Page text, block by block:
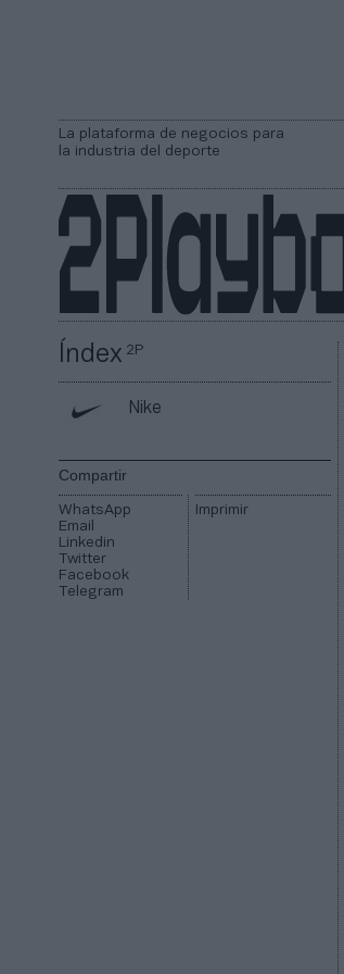
La plataforma de negocios para
la industria del deporte
Índex2P
Nike
Compartir
WhatsApp
Email
Linkedin
Twitter
Facebook
Telegram
Imprimir